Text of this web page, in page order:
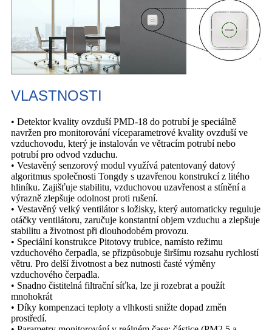
VLASTNOSTI
• Detektor kvality ovzduší PMD-18 do potrubí je speciálně
navržen pro monitorování víceparametrové kvality ovzduší ve
vzduchovodu, který je instalován ve větracím potrubí nebo
potrubí pro odvod vzduchu.
• Vestavěný senzorový modul využívá patentovaný datový
algoritmus společnosti Tongdy s uzavřenou konstrukcí z litého
hliníku. Zajišťuje stabilitu, vzduchovou uzavřenost a stínění a
výrazně zlepšuje odolnost proti rušení.
• Vestavěný velký ventilátor s ložisky, který automaticky reguluje
otáčky ventilátoru, zaručuje konstantní objem vzduchu a zlepšuje
stabilitu a životnost při dlouhodobém provozu.
• Speciální konstrukce Pitotovy trubice, namísto režimu
vzduchového čerpadla, se přizpůsobuje širšímu rozsahu rychlostí
větru. Pro delší životnost a bez nutnosti časté výměny
vzduchového čerpadla.
• Snadno čistitelná filtrační síťka, lze ji rozebrat a použít
mnohokrát
• Díky kompenzaci teploty a vlhkosti snižte dopad změn
prostředí.